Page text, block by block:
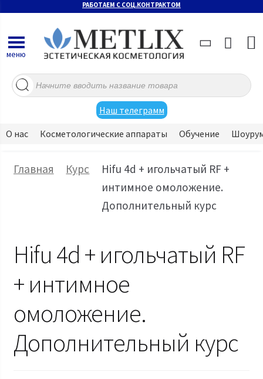
РАБОТАЕМ С СОЦ.КОНТРАКТОМ
Поиск
товаров
Наш телеграмм
меню
О нас Косметологические аппараты Обучение
Главная Курс
Hifu 4d + игольчатый RF +
интимное омоложение.
Дополнительный курс
Hifu 4d + игольчатый RF
+ интимное
омоложение.
Дополнительный курс